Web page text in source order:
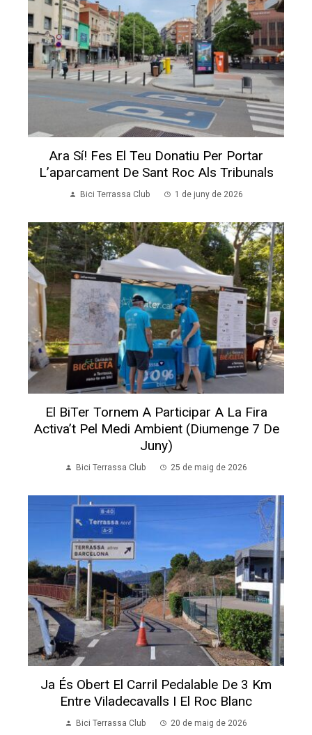
Ara Sí! Fes El Teu Donatiu Per Portar
L’aparcament De Sant Roc Als Tribunals
Bici Terrassa Club 1 de juny de 2026
El BiTer Tornem A Participar A La Fira
Activa’t Pel Medi Ambient (diumenge 7 De
Juny)
Bici Terrassa Club 25 de maig de 2026
Ja És Obert El Carril Pedalable De 3 Km
Entre Viladecavalls I El Roc Blanc
Bici Terrassa Club 20 de maig de 2026